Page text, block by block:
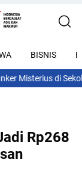
BISNIS
di Sekolah
Rp268